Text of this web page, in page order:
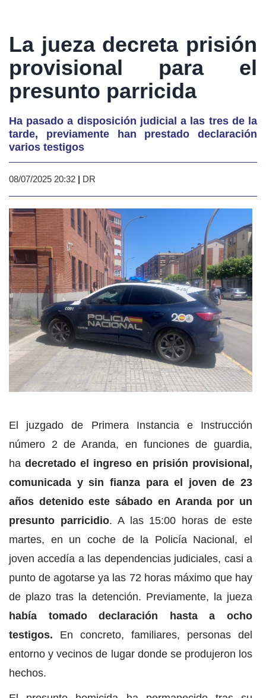
La jueza decreta prisión
provisional para el
presunto parricida
Ha pasado a disposición judicial a las tres de la
tarde, previamente han prestado declaración
varios testigos
08/07/2025 20:32 | DR
El juzgado de Primera Instancia e Instrucción
número 2 de Aranda, en funciones de guardia,
ha decretado el ingreso en prisión provisional,
comunicada y sin fianza para el joven de 23
años detenido este sábado en Aranda por un
presunto parricidio. A las 15:00 horas de este
martes, en un coche de la Policía Nacional, el
joven accedía a las dependencias judiciales, casi a
punto de agotarse ya las 72 horas máximo que hay
de plazo tras la detención. Previamente, la jueza
había tomado declaración hasta a ocho
testigos. En concreto, familiares, personas del
entorno y vecinos de lugar donde se produjeron los
hechos.